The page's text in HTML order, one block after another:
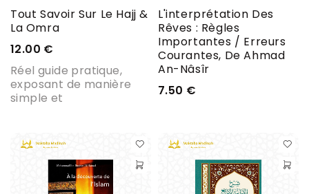
Tout Savoir Sur Le Hajj &
La Omra
12.00 €
Réel guide pratique,
exposant de manière
simple et
L'interprétation Des
Rêves : Règles
Importantes / Erreurs
Courantes, De Ahmad
An-Nâsîr
7.50 €